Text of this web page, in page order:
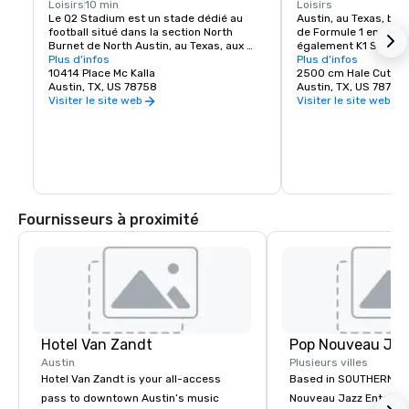
Loisirs10 min
Le Q2 Stadium est un stade dédié au
football situé dans la section North
Burnet de North Austin, au Texas, aux
États-Unis. C'est le domicile de l'Austin
FC, une équipe de la Major League
Soccer qui a commencé à jouer en 2021.
Plus d'infos
10414 Place Mc Kalla
Austin, TX, US 78758
Visiter le site web
Loisirs
Austin, au Texas,
de Formule 1 en
également K1
expérience de
Unis ! Si vous
de F1 par vous-
magasin K1 Speed à
occasionnels ; nos
Speed une
pistes de karting
les plus grandes du
expérience
objectif n'est pas
gens des courses
authentiques et
nous efforçons
atmosphère qui ne
excitante que les
l'expérience de
Plus d'infos
2500 cm Hale Cut,
Austin, TX, US 78758
Visiter le site web
Fournisseurs à proximité
Hotel Van Zandt
Austin
Hotel Van Zandt is your all-access
pass to downtown Austin’s music
Plusieurs villes
Based in SOUTHERN
Nouveau Jazz